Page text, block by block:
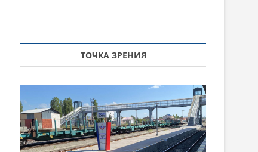
ТОЧКА ЗРЕНИЯ